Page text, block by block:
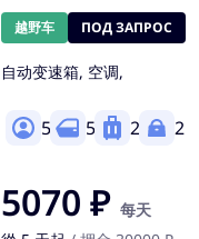
越野车 ПОД ЗАПРОС
自动变速箱, 空调,
5 5 2 2
5070 ₽ 每天